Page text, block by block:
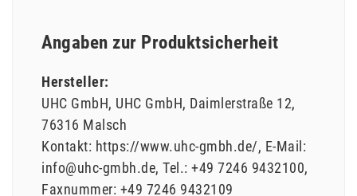
Angaben zur Produktsicherheit
Hersteller:
UHC GmbH UHC GmbH Daimlerstraße 12
76316 Malsch
Kontakt: https://www.uhc-gmbh.de/ E-Mail:
info@uhc-gmbh.de Tel.: +49 7246 9432100
Faxnummer: +49 7246 9432109